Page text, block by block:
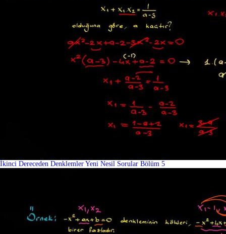
İkinci Dereceden Denklemler Yeni Nesil Sorular Bölüm 5